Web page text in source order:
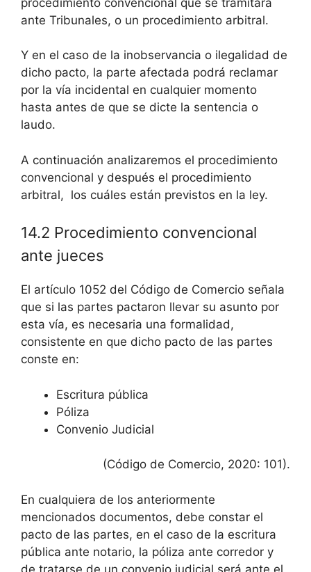
ante Tribunales, o un procedimiento arbitral.
Y en el caso de la inobservancia o ilegalidad de
dicho pacto, la parte afectada podrá reclamar
por la vía incidental en cualquier momento
hasta antes de que se dicte la sentencia o
laudo.
A continuación analizaremos el procedimiento
convencional y después el procedimiento
arbitral, los cuáles están previstos en la ley.
14.2 Procedimiento convencional
ante jueces
El artículo 1052 del Código de Comercio señala
que si las partes pactaron llevar su asunto por
esta vía, es necesaria una formalidad,
consistente en que dicho pacto de las partes
conste en:
Escritura pública
Póliza
Convenio Judicial
(Código de Comercio, 2020: 101).
En cualquiera de los anteriormente
mencionados documentos, debe constar el
pacto de las partes, en el caso de la escritura
pública ante notario, la póliza ante corredor y
de tratarse de un convenio judicial será ante el